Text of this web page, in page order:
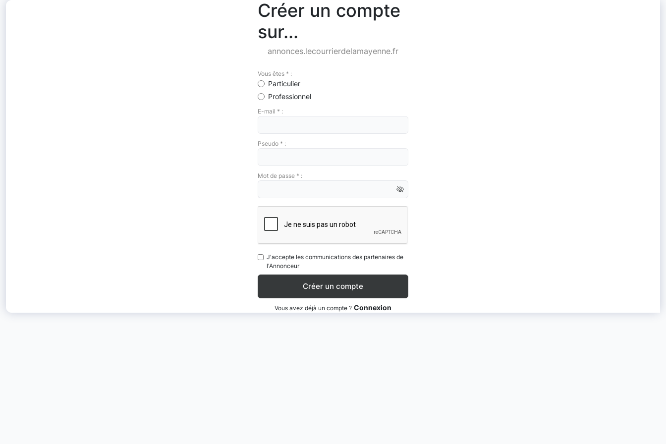
Créer un compte
sur...
annonces.lecourrierdelamayenne.fr
Vous êtes * :
Particulier
Professionnel
E-mail * :
Pseudo * :
Mot de passe * :
J'accepte les communications des partenaires de
l'Annonceur
Vous avez déjà un compte ? Connexion